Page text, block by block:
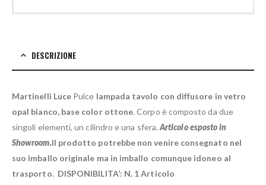
DESCRIZIONE
Martinelli Luce Pulce lampada tavolo con diffusore in vetro
opal bianco, base color ottone. Corpo è composto da due
singoli elementi, un cilindro e una sfera.Articolo esposto in
Showroom.Il prodotto potrebbe non venire consegnato nel
suo imballo originale ma in imballo comunque idoneo al
trasporto. DISPONIBILITA’: N. 1 Articolo